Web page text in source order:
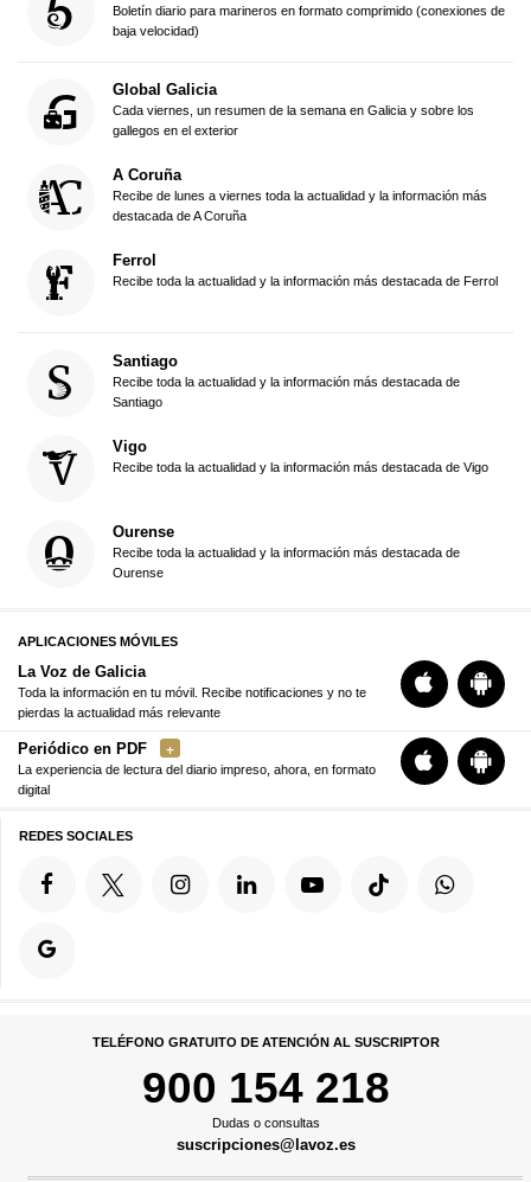
Boletín diario para marineros en formato comprimido (conexiones de
baja velocidad)
Global Galicia
Cada viernes, un resumen de la semana en Galicia y sobre los
gallegos en el exterior
A Coruña
Recibe de lunes a viernes toda la actualidad y la información más
destacada de A Coruña
Ferrol
Recibe toda la actualidad y la información más destacada de Ferrol
Santiago
Recibe toda la actualidad y la información más destacada de
Santiago
Vigo
Recibe toda la actualidad y la información más destacada de Vigo
Ourense
Recibe toda la actualidad y la información más destacada de
Ourense
APLICACIONES MÓVILES
La Voz de Galicia
Toda la información en tu móvil. Recibe notificaciones y no te
pierdas la actualidad más relevante
Periódico en PDF
La experiencia de lectura del diario impreso, ahora, en formato
digital
REDES SOCIALES
TELÉFONO GRATUITO DE ATENCIÓN AL SUSCRIPTOR
900 154 218
Dudas o consultas
suscripciones@lavoz.es